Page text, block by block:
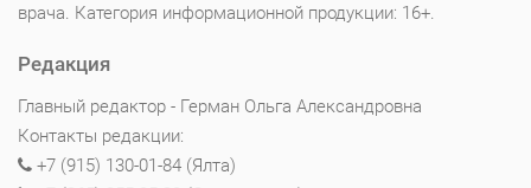
врача. Категория информационной продукции: 16+.
Редакция
Главный редактор - Герман Ольга Александровна
Контакты редакции:
+7 (915) 130-01-84 (Ялта)